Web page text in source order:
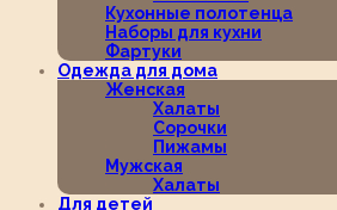
Кухонные полотенца
Наборы для кухни
Фартуки
Одежда для дома
Женская
Халаты
Сорочки
Пижамы
Мужская
Халаты
Для детей